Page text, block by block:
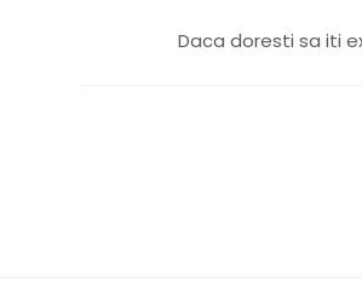
Daca doresti sa iti